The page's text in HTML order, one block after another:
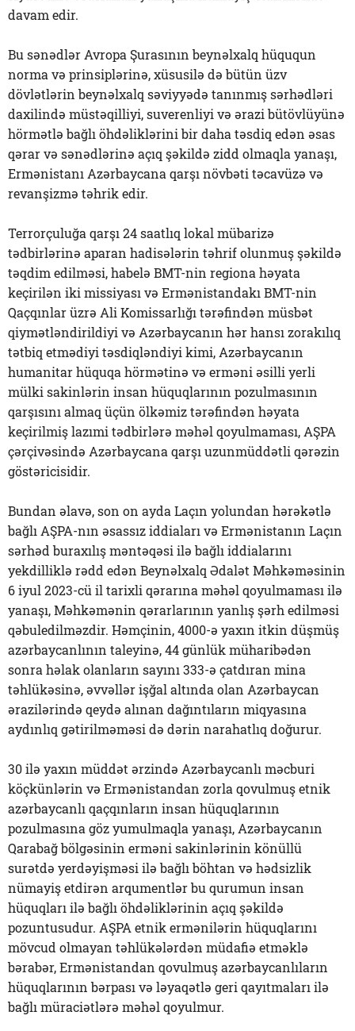
davam edir.
Bu sənədlər Avropa Şurasının beynəlxalq hüququn
norma və prinsiplərinə, xüsusilə də bütün üzv
dövlətlərin beynəlxalq səviyyədə tanınmış sərhədləri
daxilində müstəqilliyi, suverenliyi və ərazi bütövlüyünə
hörmətlə bağlı öhdəliklərini bir daha təsdiq edən əsas
qərar və sənədlərinə açıq şəkildə zidd olmaqla yanaşı,
Ermənistanı Azərbaycana qarşı növbəti təcavüzə və
revanşizmə təhrik edir.
Terrorçuluğa qarşı 24 saatlıq lokal mübarizə
tədbirlərinə aparan hadisələrin təhrif olunmuş şəkildə
təqdim edilməsi, habelə BMT-nin regiona həyata
keçirilən iki missiyası və Ermənistandakı BMT-nin
Qaçqınlar üzrə Ali Komissarlığı tərəfindən müsbət
qiymətləndirildiyi və Azərbaycanın hər hansı zorakılıq
tətbiq etmədiyi təsdiqləndiyi kimi, Azərbaycanın
humanitar hüquqa hörmətinə və erməni əsilli yerli
mülki sakinlərin insan hüquqlarının pozulmasının
qarşısını almaq üçün ölkəmiz tərəfindən həyata
keçirilmiş lazımi tədbirlərə məhəl qoyulmaması, AŞPA
çərçivəsində Azərbaycana qarşı uzunmüddətli qərəzin
göstəricisidir.
Bundan əlavə, son on ayda Laçın yolundan hərəkətlə
bağlı AŞPA-nın əsassız iddiaları və Ermənistanın Laçın
sərhəd buraxılış məntəqəsi ilə bağlı iddialarını
yekdilliklə rədd edən Beynəlxalq Ədalət Məhkəməsinin
6 iyul 2023-cü il tarixli qərarına məhəl qoyulmaması ilə
yanaşı, Məhkəmənin qərarlarının yanlış şərh edilməsi
qəbuledilməzdir. Həmçinin, 4000-ə yaxın itkin düşmüş
azərbaycanlının taleyinə, 44 günlük müharibədən
sonra həlak olanların sayını 333-ə çatdıran mina
təhlükəsinə, əvvəllər işğal altında olan Azərbaycan
ərazilərində qeydə alınan dağıntıların miqyasına
aydınlıq gətirilməməsi də dərin narahatlıq doğurur.
30 ilə yaxın müddət ərzində Azərbaycanlı məcburi
köçkünlərin və Ermənistandan zorla qovulmuş etnik
azərbaycanlı qaçqınların insan hüquqlarının
pozulmasına göz yumulmaqla yanaşı, Azərbaycanın
Qarabağ bölgəsinin erməni sakinlərinin könüllü
surətdə yerdəyişməsi ilə bağlı böhtan və hədsizlik
nümayiş etdirən arqumentlər bu qurumun insan
hüquqları ilə bağlı öhdəliklərinin açıq şəkildə
pozuntusudur. AŞPA etnik ermənilərin hüquqlarını
mövcud olmayan təhlükələrdən müdafiə etməklə
bərabər, Ermənistandan qovulmuş azərbaycanlıların
hüquqlarının bərpası və ləyaqətlə geri qayıtmaları ilə
bağlı müraciətlərə məhəl qoyulmur.